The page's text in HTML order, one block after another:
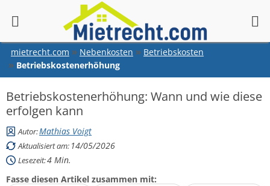
mietrecht.com Nebenkosten
Betriebskosten
Betriebskostenerhöhung
Betriebskostenerhöhung: Wann und wie diese
erfolgen kann
Autor:Mathias Voigt
Aktualisiert am: 14/05/2026
Lesezeit:4 Min.
Fasse diesen Artikel zusammen mit: